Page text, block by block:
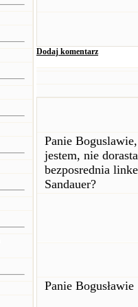
Dodaj komentarz
Panie
jestem, nie
bezposrednia
Sandauer?
Panie Bogusławie